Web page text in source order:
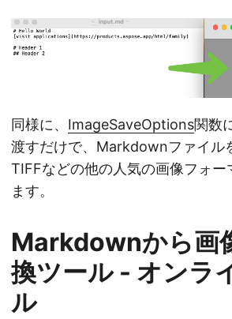
同様に、 ImageSaveOptions関数
渡すだけで、Markdownファイル
TIFFなどの他の人気の画像フォー
ます。
Markdownから画
換ツール - オンラ
ル